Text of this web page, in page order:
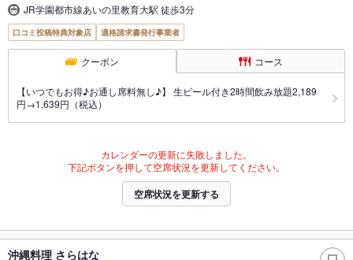
JR学園都市線あいの里教育大駅 徒歩3分
口コミ投稿特典対象店 適格請求書発行事業者
クーポン コース
【いつでもお得♪お通し席料無し♪】 生ビール付き2時間飲み放題2,189
円→1,639円（税込）
カレンダーの更新に失敗しました。
下記ボタンを押して空席状況を更新してください。
空席状況を更新する
沖縄料理 さらはな